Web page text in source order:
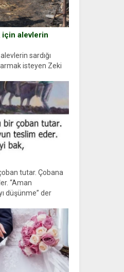
için alevlerin
sardığı
isteyen Zeki
kâbus dolu
tutar. Çobana
“Aman
düşünme” der